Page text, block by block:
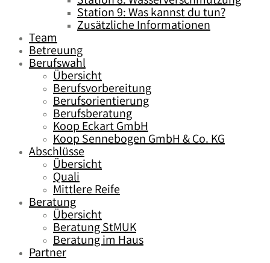
Station 9: Was kannst du tun?
Zusätzliche Informationen
Team
Betreuung
Berufswahl
Übersicht
Berufsvorbereitung
Berufsorientierung
Berufsberatung
Koop Eckart GmbH
Koop Sennebogen GmbH & Co. KG
Abschlüsse
Übersicht
Quali
Mittlere Reife
Beratung
Übersicht
Beratung StMUK
Beratung im Haus
Partner